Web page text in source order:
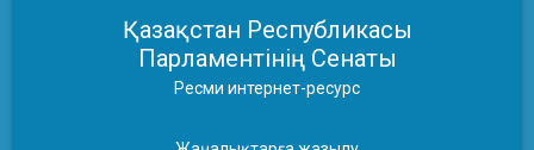
Қазақстан Республикасы
Парламентінің Сенаты
Ресми интернет-ресурс